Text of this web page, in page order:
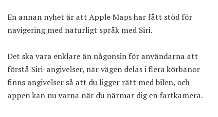
En annan nyhet är att Apple Maps har fått stöd för
navigering med naturligt språk med Siri.
Det ska vara enklare än någonsin för användarna att
förstå Siri-angivelser, när vägen delas i flera körbanor
finns angivelser så att du ligger rätt med bilen, och
appen kan nu varna när du närmar dig en fartkamera.